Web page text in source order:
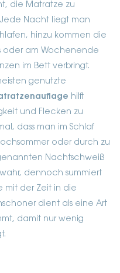
die Matratze zu
Nacht liegt man
hinzu kommen die
oder am Wochenende
im Bett verbringt.
genutzte
hilft
und Flecken zu
dass man im Schlaf
oder durch zu
Nachtschweiß
dennoch summiert
mit der Zeit in die
dient als eine Art
damit nur wenig